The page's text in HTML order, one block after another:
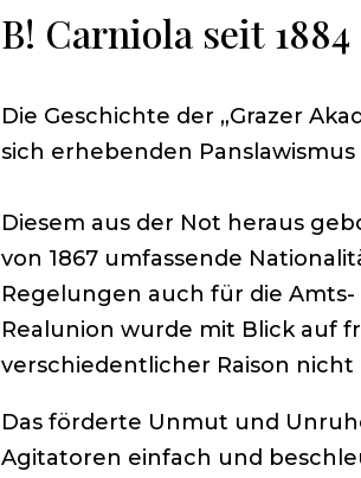
B! Carniola seit 1884
Die Geschichte der „Grazer
sich erhebenden
Diesem aus der Not heraus
von 1867 umfassende
Regelungen auch für die
Realunion wurde mit Blick auf
verschiedentlicher Raison
Das förderte Unmut und
Agitatoren einfach und